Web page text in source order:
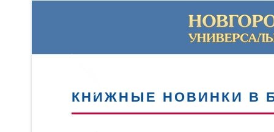
КНИЖНЫЕ НОВИНКИ В